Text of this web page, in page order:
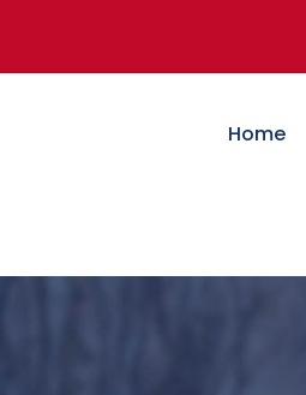
Home